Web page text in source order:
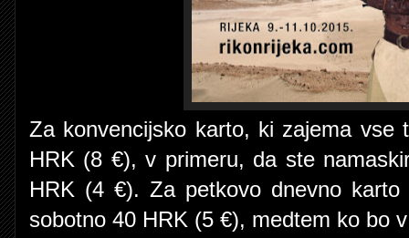
Za konvencijsko karto, ki zajema vse
HRK (8 €), v primeru, da ste
HRK (4 €). Za petkovo dnevno
sobotno 40 HRK (5 €), medtem ko bo